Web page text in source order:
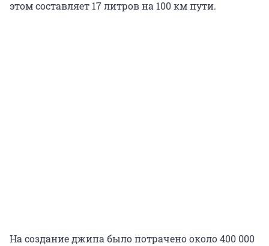
этом составляет 17 литров на 100 км пути.
На создание джипа было потрачено около 400 000